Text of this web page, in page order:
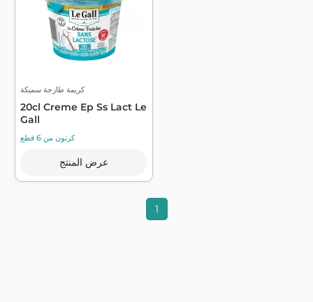
كريمة طازجة سميكة
20cl Creme Ep Ss Lact Le
Gall
كرتون من 6 قطع
عرض المنتج
1